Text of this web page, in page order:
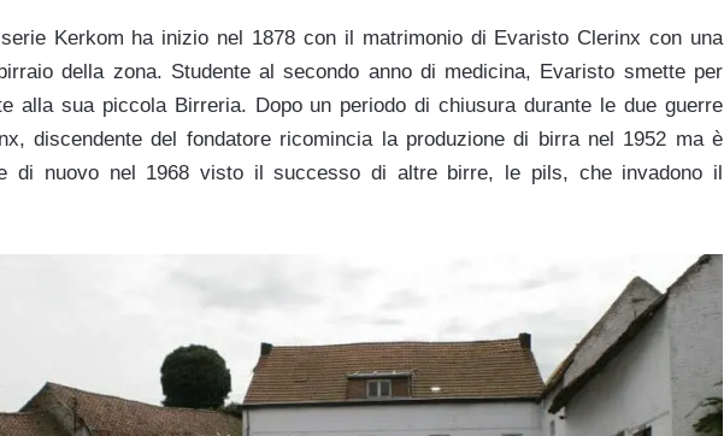
Kerkom ha inizio nel 1878 con il matrimonio di Evaristo Clerinx con una
della zona. Studente al secondo anno di medicina, Evaristo smette per
alla sua piccola Birreria. Dopo un periodo di chiusura durante le due guerre
discendente del fondatore ricomincia la produzione di birra nel 1952 ma è
di nuovo nel 1968 visto il successo di altre birre, le pils, che invadono il